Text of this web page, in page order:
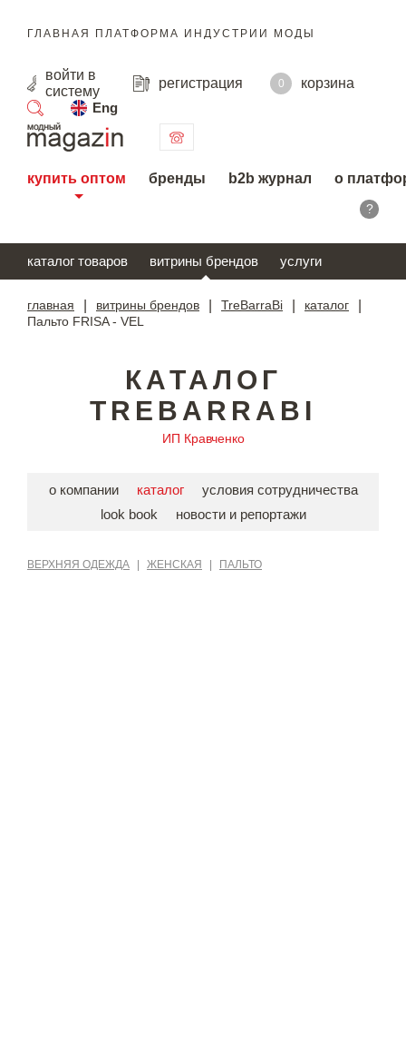
ГЛАВНАЯ ПЛАТФОРМА ИНДУСТРИИ МОДЫ
войти в
систему
регистрация 0
корзина
Eng
поиск
купить оптом бренды b2b журнал о
?
каталог товаров витрины брендов услуги
главная витрины брендов TreBarraBi каталог
Пальто FRISA - VEL
КАТАЛОГ
TREBARRABI
ИП Кравченко
о компании каталог
условия сотрудничества
look book
новости и репортажи
ВЕРХНЯЯ ОДЕЖДА ЖЕНСКАЯ ПАЛЬТО